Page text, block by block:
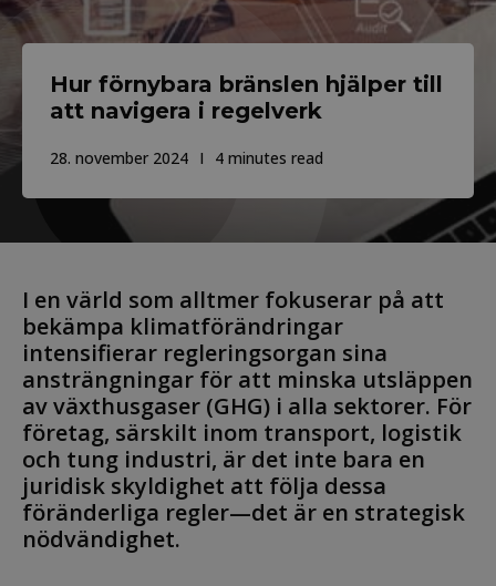
Hur förnybara bränslen hjälper till
att navigera i regelverk
28. november 2024 4 minutes read
I en värld som alltmer fokuserar på att
bekämpa klimatförändringar
intensifierar regleringsorgan sina
ansträngningar för att minska utsläppen
av växthusgaser (GHG) i alla sektorer. För
företag, särskilt inom transport, logistik
och tung industri, är det inte bara en
juridisk skyldighet att följa dessa
föränderliga regler—det är en strategisk
nödvändighet.